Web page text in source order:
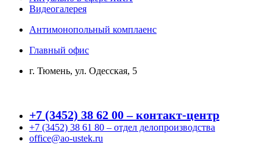
Видеогалерея
Антимонопольный комплаенс
Главный офис
г. Тюмень, ул. Одесская, 5
+7 (3452) 38 62 00 – контакт-центр
+7 (3452) 38 61 80 – отдел делопроизводства
office@ao-ustek.ru